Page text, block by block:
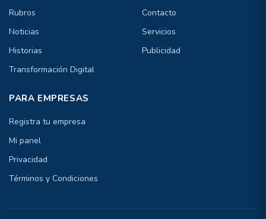
Rubros
Noticias
Historias
Transformación Digital
Contacto
Servicios
Publicidad
PARA EMPRESAS
Registra tu empresa
Mi panel
Privacidad
Términos y Condiciones